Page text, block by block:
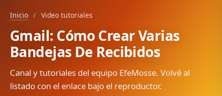
Inicio / Video tutoriales
Gmail: Cómo Crear Varias
Bandejas De Recibidos
Canal y tutoriales del equipo EfeMosse. Volvé al
listado con el enlace bajo el reproductor.